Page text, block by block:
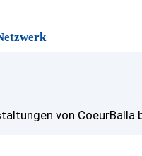
von CoeurBalla